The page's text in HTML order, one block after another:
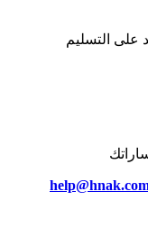
على التسليم